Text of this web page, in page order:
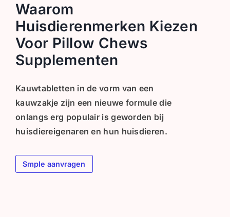
Waarom
Huisdierenmerken Kiezen
Voor Pillow Chews
Supplementen
Kauwtabletten in de vorm van een
kauwzakje zijn een nieuwe formule die
onlangs erg populair is geworden bij
huisdiereigenaren en hun huisdieren.
Smple aanvragen